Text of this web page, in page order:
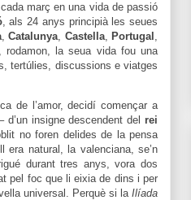
març en una vida de passió
, als 24 anys principià les seues
, Catalunya, Castella, Portugal ,
la seua vida fou una
tertúlies, discussions e viatges
de l’amor, decidí començar a
insigne descendent del rei
no foren delides de la pensa
natural, la valenciana, se’n
durant tres anys, vora dos
pel foc que li eixia de dins i per
universal. Perquè si la Ilíada